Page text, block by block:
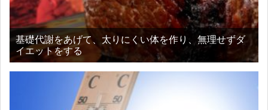
基礎代謝をあげて、太りにくい体を作り、無理せずダ
イエットをする